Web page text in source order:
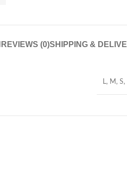
REVIEWS (0)SHIPPING &
L, M , S,